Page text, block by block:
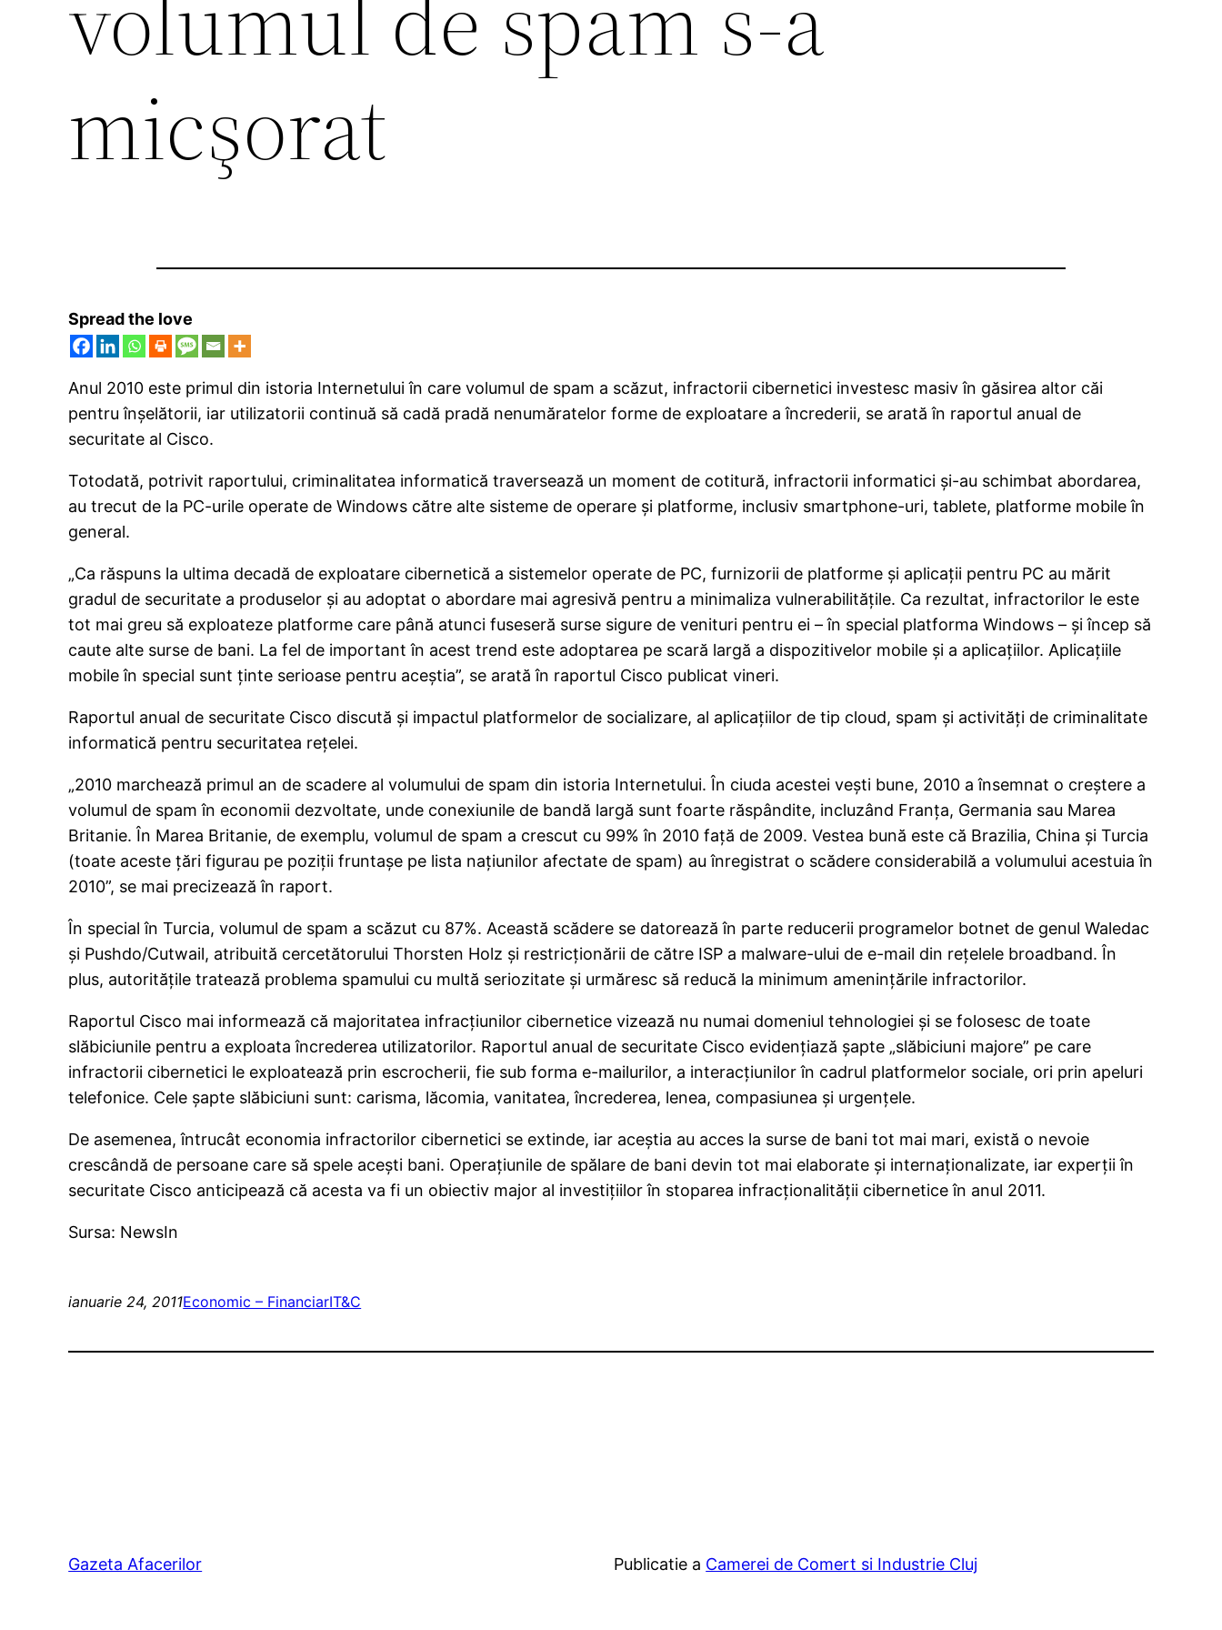
micşorat
Spread the love
Anul 2010 este primul din istoria Internetului în care volumul de spam a scăzut, infractorii cibernetici investesc masiv în găsirea altor căi
pentru înşelătorii, iar utilizatorii continuă să cadă pradă nenumăratelor forme de exploatare a încrederii, se arată în raportul anual de
securitate al Cisco.
Totodată, potrivit raportului, criminalitatea informatică traversează un moment de cotitură, infractorii informatici şi-au schimbat abordarea,
au trecut de la PC-urile operate de Windows către alte sisteme de operare şi platforme, inclusiv smartphone-uri, tablete, platforme mobile în
general.
„Ca răspuns la ultima decadă de exploatare cibernetică a sistemelor operate de PC, furnizorii de platforme şi aplicaţii pentru PC au mărit
gradul de securitate a produselor şi au adoptat o abordare mai agresivă pentru a minimaliza vulnerabilităţile. Ca rezultat, infractorilor le este
tot mai greu să exploateze platforme care până atunci fuseseră surse sigure de venituri pentru ei – în special platforma Windows – şi încep să
caute alte surse de bani. La fel de important în acest trend este adoptarea pe scară largă a dispozitivelor mobile şi a aplicaţiilor. Aplicaţiile
mobile în special sunt ţinte serioase pentru aceştia”, se arată în raportul Cisco publicat vineri.
Raportul anual de securitate Cisco discută şi impactul platformelor de socializare, al aplicaţiilor de tip cloud, spam şi activităţi de criminalitate
informatică pentru securitatea reţelei.
„2010 marchează primul an de scadere al volumului de spam din istoria Internetului. În ciuda acestei veşti bune, 2010 a însemnat o creştere a
volumul de spam în economii dezvoltate, unde conexiunile de bandă largă sunt foarte răspândite, incluzând Franţa, Germania sau Marea
Britanie. În Marea Britanie, de exemplu, volumul de spam a crescut cu 99% în 2010 faţă de 2009. Vestea bună este că Brazilia, China şi Turcia
(toate aceste ţări figurau pe poziţii fruntaşe pe lista naţiunilor afectate de spam) au înregistrat o scădere considerabilă a volumului acestuia în
2010”, se mai precizează în raport.
În special în Turcia, volumul de spam a scăzut cu 87%. Această scădere se datorează în parte reducerii programelor botnet de genul Waledac
şi Pushdo/Cutwail, atribuită cercetătorului Thorsten Holz şi restricţionării de către ISP a malware-ului de e-mail din reţelele broadband. În
plus, autorităţile tratează problema spamului cu multă seriozitate şi urmăresc să reducă la minimum ameninţările infractorilor.
Raportul Cisco mai informează că majoritatea infracţiunilor cibernetice vizează nu numai domeniul tehnologiei şi se folosesc de toate
slăbiciunile pentru a exploata încrederea utilizatorilor. Raportul anual de securitate Cisco evidenţiază şapte „slăbiciuni majore” pe care
infractorii cibernetici le exploatează prin escrocherii, fie sub forma e-mailurilor, a interacţiunilor în cadrul platformelor sociale, ori prin apeluri
telefonice. Cele şapte slăbiciuni sunt: carisma, lăcomia, vanitatea, încrederea, lenea, compasiunea şi urgenţele.
De asemenea, întrucât economia infractorilor cibernetici se extinde, iar aceştia au acces la surse de bani tot mai mari, există o nevoie
crescândă de persoane care să spele aceşti bani. Operaţiunile de spălare de bani devin tot mai elaborate şi internaţionalizate, iar experţii în
securitate Cisco anticipează că acesta va fi un obiectiv major al investiţiilor în stoparea infracţionalităţii cibernetice în anul 2011.
Sursa: NewsIn
ianuarie 24, 2011Economic – FinanciarIT&C
Gazeta Afacerilor Publicatie a Camerei de Comert si Industrie Cluj